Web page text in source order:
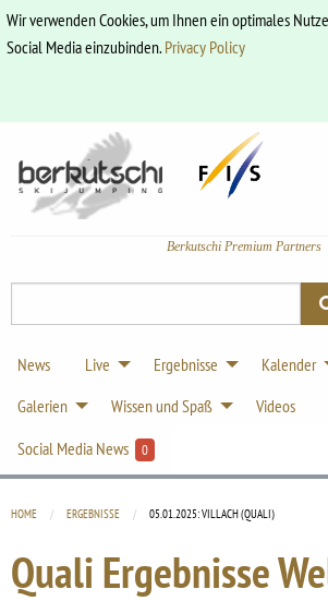
Wir verwenden Cookies, um Ihnen ein optimales
Social Media einzubinden.Privacy Policy
Berkutschi Premium Partners
News Live Ergebnisse Kalender
Galerien
Wissen und Spaß Videos
Social Media News
0
HOME ERGEBNISSE CURRENT:
05.01.2025: VILLACH (QUALI)
Quali Ergebnisse